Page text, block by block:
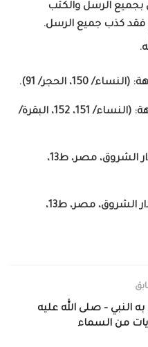
الرسل والكتب
فقد كذب جميع الرسل.
150، الحجر/ 91).
الآيات التي ورد فيها الرد على الشبهة: (النساء/ 151، 152، البقرة/
[1]. في ظلال القرآن، سيد قطب، دار الشروق، مصر، ط13،
[2]. في ظلال القرآن، سيد قطب، دار الشروق، مصر، ط13،
النبي – صلى الله عليه
من السماء